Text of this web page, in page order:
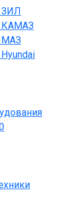
ЗИЛ
КАМАЗ
МАЗ